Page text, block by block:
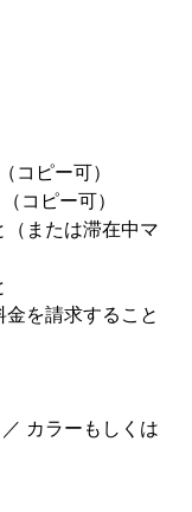
コピー可）
コピー可）
（または滞在中マ
金を請求すること
カラーもしくは